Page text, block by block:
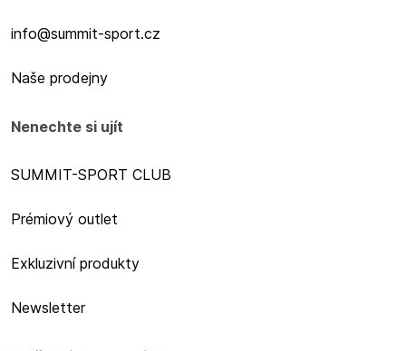
info@summit-sport.cz
Naše prodejny
Nenechte si ujít
SUMMIT-SPORT CLUB
Prémiový outlet
Exkluzivní produkty
Newsletter